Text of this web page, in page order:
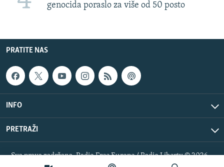
genocida poraslo za više od 50 posto
PRATITE NAS
INFO
PRETRAŽI
Sva prava zadržana. Radio Free Europe / Radio Liberty © 2026